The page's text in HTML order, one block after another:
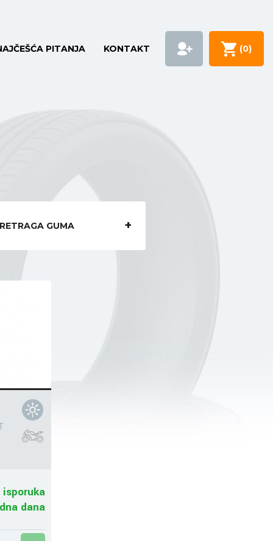
PITANJA KONTAKT (0)
GUMA
dana